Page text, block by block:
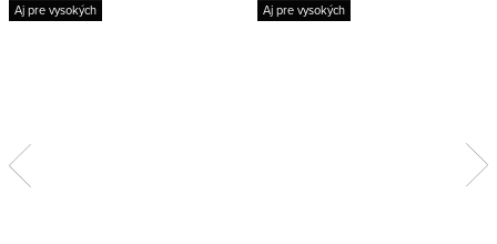
Aj pre vysokých Aj pre vysokých